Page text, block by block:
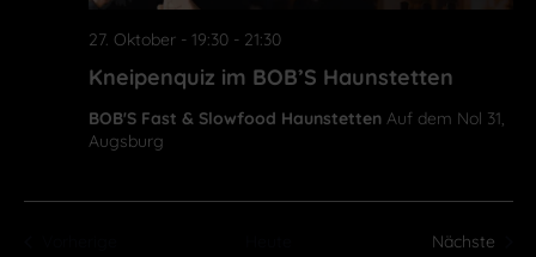
Kneipenquiz im BOB’S Haunstetten
27. Oktober - 19:30- 21:30
BOB'S Fast & Slowfood Haunstetten Auf dem Nol 31,
Augsburg
Nächste